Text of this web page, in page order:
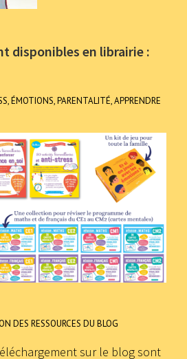
disponibles en librairie :
ÉMOTIONS, PARENTALITÉ, APPRENDRE
DES RESSOURCES DU BLOG
sur le blog sont